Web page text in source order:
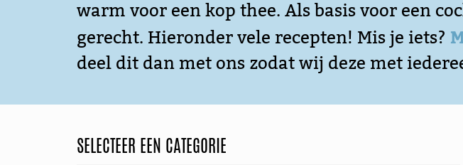
warm voor een kop thee. Als basis voor een
gerecht. Hieronder vele recepten! Mis je iets?
deel dit dan met ons zodat wij deze met
SELECTEER EEN CATEGORIE